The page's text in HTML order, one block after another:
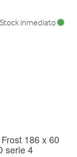
186 x 60
serie 4
Stock inmediato